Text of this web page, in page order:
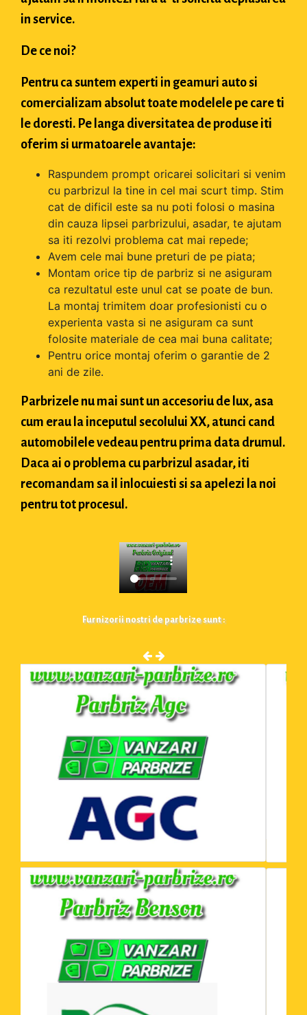
in service.
De ce noi?
Pentru ca suntem experti in geamuri auto si
comercializam absolut toate modelele pe care ti
le doresti. Pe langa diversitatea de produse iti
oferim si urmatoarele avantaje:
Raspundem prompt oricarei solicitari si venim
cu parbrizul la tine in cel mai scurt timp. Stim
cat de dificil este sa nu poti folosi o masina
din cauza lipsei parbrizului, asadar, te ajutam
sa iti rezolvi problema cat mai repede;
Avem cele mai bune preturi de pe piata;
Montam orice tip de parbriz si ne asiguram
ca rezultatul este unul cat se poate de bun.
La montaj trimitem doar profesionisti cu o
experienta vasta si ne asiguram ca sunt
folosite materiale de cea mai buna calitate;
Pentru orice montaj oferim o garantie de 2
ani de zile.
Parbrizele nu mai sunt un accesoriu de lux, asa
cum erau la inceputul secolului XX, atunci cand
automobilele vedeau pentru prima data drumul.
Daca ai o problema cu parbrizul asadar, iti
recomandam sa il inlocuiesti si sa apelezi la noi
pentru tot procesul.
Furnizorii nostri de parbrize sunt :